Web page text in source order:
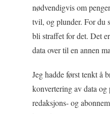
nødvendigvis om
tvil, og plunder. For du
bli straffet for det. Det
data over til en annen
Jeg hadde først tenkt å
konvertering av data og
redaksjons- og